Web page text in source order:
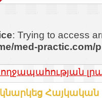
: Trying to access
med-